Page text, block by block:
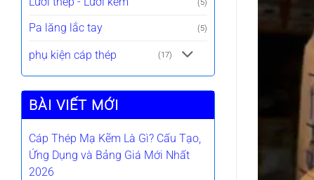
(5)
Pa lăng lắc tay (5)
phụ kiện cáp thép (17)
BÀI VIẾT MỚI
Cáp Thép Mạ Kẽm Là Gì? Cấu Tạo,
Ứng Dụng và Bảng Giá Mới Nhất
2026